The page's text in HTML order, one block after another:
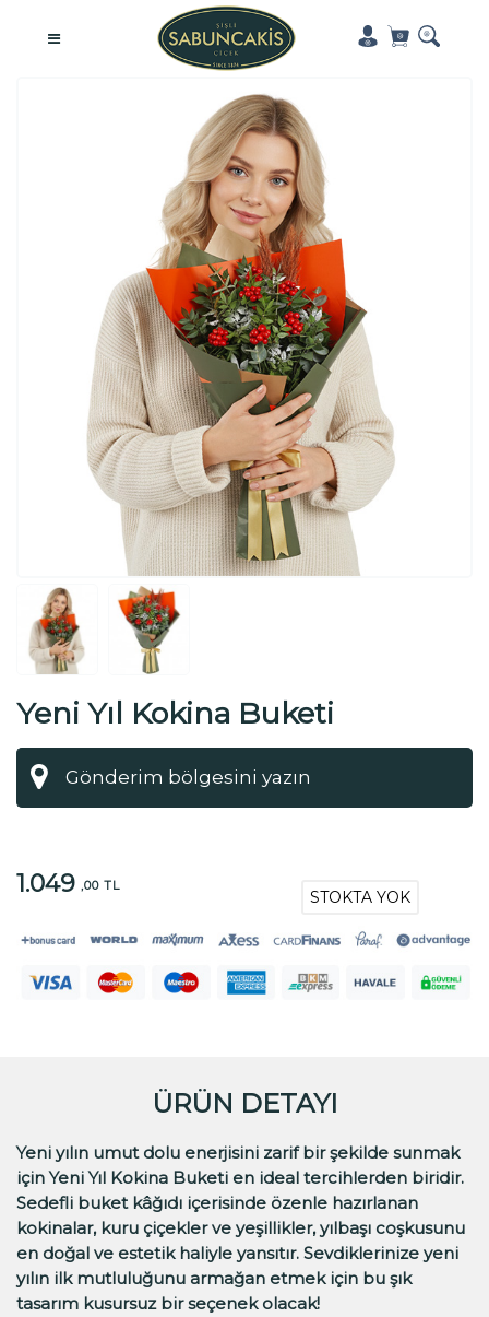
Yeni Yıl Kokina Buketi
1.049 ,00 TL
STOKTA YOK
ÜRÜN DETAYI
Yeni yılın umut dolu enerjisini zarif bir şekilde sunmak
için Yeni Yıl Kokina Buketi en ideal tercihlerden biridir.
Sedefli buket kâğıdı içerisinde özenle hazırlanan
kokinalar, kuru çiçekler ve yeşillikler, yılbaşı coşkusunu
en doğal ve estetik haliyle yansıtır. Sevdiklerinize yeni
yılın ilk mutluluğunu armağan etmek için bu şık
tasarım kusursuz bir seçenek olacak!